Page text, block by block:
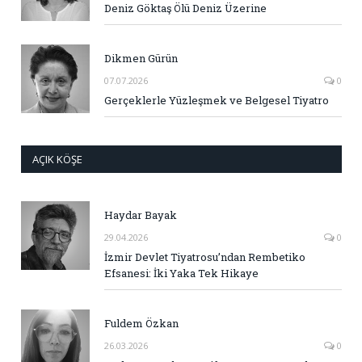
Deniz Göktaş Ölü Deniz Üzerine
Dikmen Gürün
07.07.2026 0
Gerçeklerle Yüzleşmek ve Belgesel Tiyatro
AÇIK KÖŞE
Haydar Bayak
29.04.2026 0
İzmir Devlet Tiyatrosu’ndan Rembetiko
Efsanesi: İki Yaka Tek Hikaye
Fuldem Özkan
26.03.2026 0